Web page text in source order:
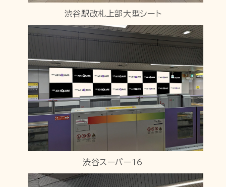
渋谷駅改札上部大型シート
渋谷スーパー16